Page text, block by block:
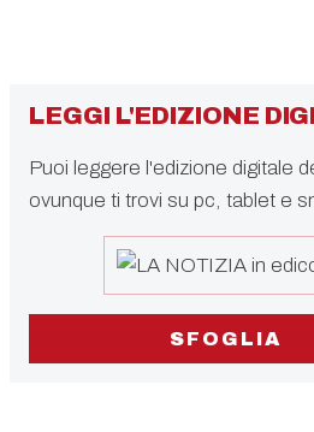
LEGGI L'EDIZIONE
Puoi leggere l'edizione digitale
ovunque ti trovi su pc, tablet e
SFOGLIA